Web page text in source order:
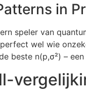
in
speler van
wel wie
beste n(p,σ²) –